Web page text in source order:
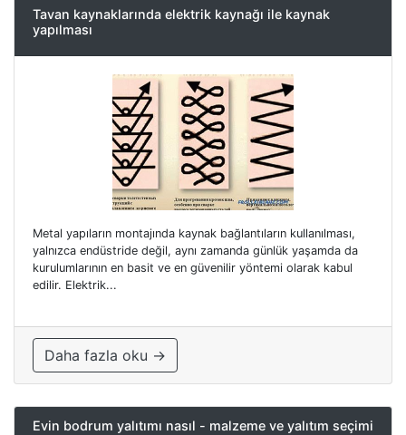
Tavan kaynaklarında elektrik kaynağı ile kaynak
yapılması
Metal yapıların montajında ​​kaynak bağlantıların kullanılması,
yalnızca endüstride değil, aynı zamanda günlük yaşamda da
kurulumlarının en basit ve en güvenilir yöntemi olarak kabul
edilir. Elektrik...
Daha fazla oku →
Evin bodrum yalıtımı nasıl - malzeme ve yalıtım seçimi